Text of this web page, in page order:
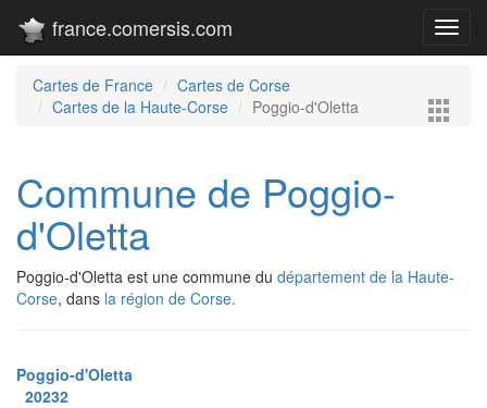
france.comersis.com
Cartes de France
Cartes de Corse
Cartes de la Haute-Corse
Poggio-d'Oletta
Commune de Poggio-
d'Oletta
Poggio-d'Oletta est une commune du département de la Haute-
Corse, dans la région de Corse.
Poggio-d'Oletta
20232